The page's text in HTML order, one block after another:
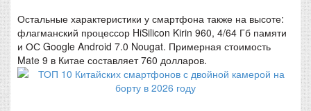
Остальные характеристики у смартфона также на высоте:
флагманский процессор HiSilicon Kirin 960, 4/64 Гб памяти
и ОС Google Android 7.0 Nougat. Примерная стоимость
Mate 9 в Китае составляет 760 долларов.